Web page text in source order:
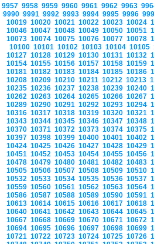
9957 9958 9959 9960 9961 9962 9963
9990 9991 9992 9993 9994 9995 9996
10019 10020 10021 10022 10023 10024
10046 10047 10048 10049 10050 10051
10073 10074 10075 10076 10077 10078
10100 10101 10102 10103 10104 10105
10127 10128 10129 10130 10131 10132
10154 10155 10156 10157 10158 10159
10181 10182 10183 10184 10185 10186
10208 10209 10210 10211 10212 10213
10235 10236 10237 10238 10239 10240
10262 10263 10264 10265 10266 10267
10289 10290 10291 10292 10293 10294
10316 10317 10318 10319 10320 10321
10343 10344 10345 10346 10347 10348
10370 10371 10372 10373 10374 10375
10397 10398 10399 10400 10401 10402
10424 10425 10426 10427 10428 10429
10451 10452 10453 10454 10455 10456
10478 10479 10480 10481 10482 10483
10505 10506 10507 10508 10509 10510
10532 10533 10534 10535 10536 10537
10559 10560 10561 10562 10563 10564
10586 10587 10588 10589 10590 10591
10613 10614 10615 10616 10617 10618
10640 10641 10642 10643 10644 10645
10667 10668 10669 10670 10671 10672
10694 10695 10696 10697 10698 10699
10721 10722 10723 10724 10725 10726